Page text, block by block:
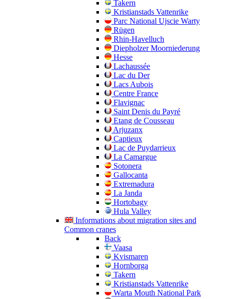
Takern
Kristianstads Vattenrike
Parc National Ujscie Warty
Rügen
Rhin-Havelluch
Diepholzer Moorniederung
Hesse
Lachaussée
Lac du Der
Lacs Aubois
Centre France
Flavignac
Saint Denis du Payré
Etang de Cousseau
Arjuzanx
Captieux
Lac de Puydarrieux
La Camargue
Sotonera
Gallocanta
Extremadura
La Janda
Hortobagy
Hula Valley
Informations about migration sites and
Common cranes
Back
Vaasa
Kvismaren
Hornborga
Takern
Kristianstads Vattenrike
Warta Mouth National Park